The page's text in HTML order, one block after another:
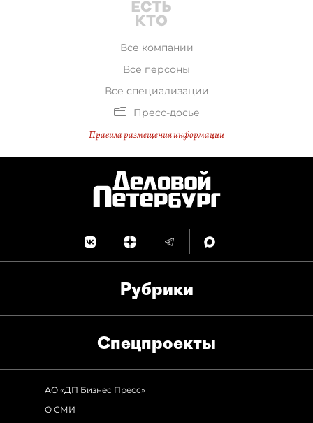
Все компании
Все персоны
Все специализации
Пресс-досье
Правила размещения информации
Рубрики
Спец­проекты
АО «ДП Бизнес Пресс»
О СМИ